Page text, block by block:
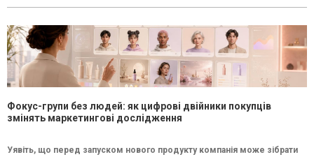
Фокус-групи без людей: як цифрові двійники покупців
змінять маркетингові дослідження
Уявіть, що перед запуском нового продукту компанія може зібрати